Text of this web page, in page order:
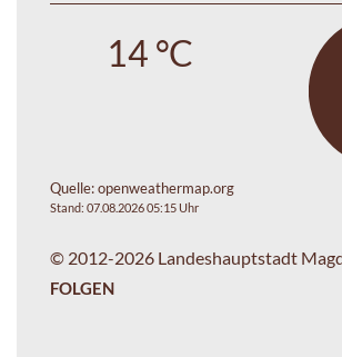
14 °C
Quelle:openweathermap.org
Stand: 07.08.2026 05:15 Uhr
© 2012-2026 Landeshauptstadt
FOLGEN